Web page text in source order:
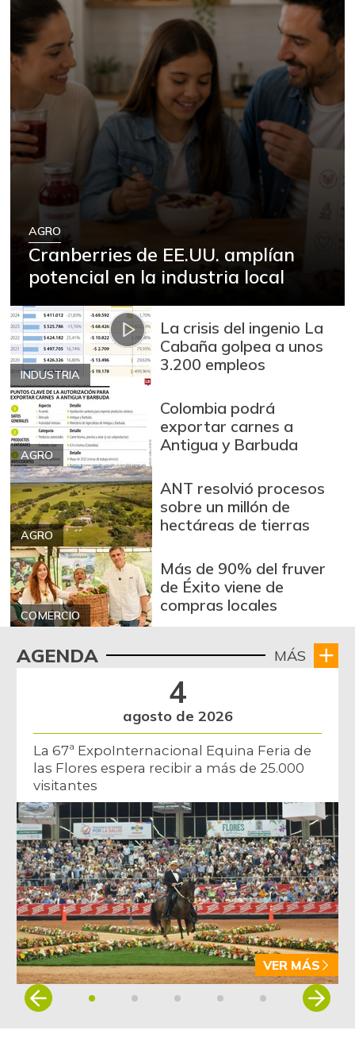
AGRO
Cranberries de EE.UU. amplían
potencial en la industria local
INDUSTRIA
La crisis del ingenio La
Cabaña golpea a unos
3.200 empleos
AGRO
Colombia podrá
exportar carnes a
Antigua y Barbuda
AGRO
ANT resolvió procesos
sobre un millón de
hectáreas de tierras
COMERCIO
Más de 90% del fruver
de Éxito viene de
compras locales
AGENDA MÁS
4
agosto de 2026
La 67ª ExpoInternacional Equina Feria de
las Flores espera recibir a más de 25.000
visitantes
VER MÁS
Item